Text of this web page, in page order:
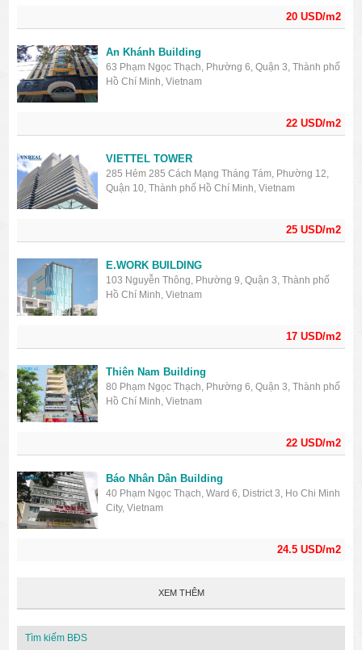
20 USD/m2
22 USD/m2
An Khánh Building
63 Phạm Ngọc Thạch, Phường 6, Quận 3, Thành phố
Hồ Chí Minh, Vietnam
25 USD/m2
VIETTEL TOWER
285 Hẻm 285 Cách Mạng Tháng Tám, Phường 12,
Quận 10, Thành phố Hồ Chí Minh, Vietnam
17 USD/m2
E.WORK BUILDING
103 Nguyễn Thông, Phường 9, Quận 3, Thành phố
Hồ Chí Minh, Vietnam
22 USD/m2
Thiên Nam Building
80 Phạm Ngọc Thạch, Phường 6, Quận 3, Thành phố
Hồ Chí Minh, Vietnam
24.5 USD/m2
Báo Nhân Dân Building
40 Phạm Ngọc Thạch, Ward 6, District 3, Ho Chi Minh
City, Vietnam
XEM THÊM
Tìm kiếm BĐS